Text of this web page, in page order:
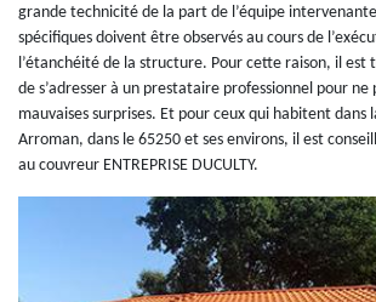
grande technicité de la part de l’équipe
spécifiques doivent être observés au cours de
l’étanchéité de la structure. Pour cette raison, il est
de s’adresser à un prestataire professionnel pour
mauvaises surprises. Et pour ceux qui habitent dans
Arroman, dans le 65250 et ses environs, il est
au couvreur ENTREPRISE DUCULTY.